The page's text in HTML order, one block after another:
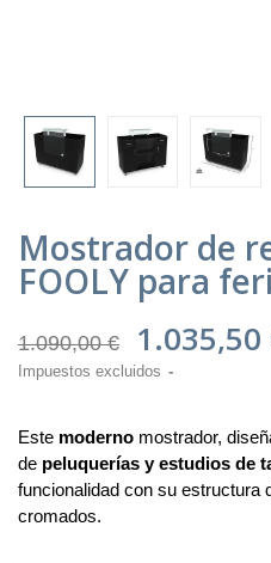
Mostrador de
FOOLY para
1.090,00 € 1.035,50
Impuestos excluidos
Este moderno mostrador,
de peluquerías y estudios de
funcionalidad con su estructura
cromados.